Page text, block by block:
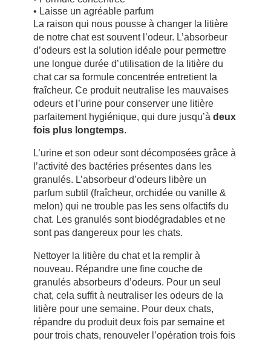
• Laisse un agréable parfum
La raison qui nous pousse à changer la litière
de notre chat est souvent l’odeur. L’absorbeur
d’odeurs est la solution idéale pour permettre
une longue durée d’utilisation de la litière du
chat car sa formule concentrée entretient la
fraîcheur. Ce produit neutralise les mauvaises
odeurs et l’urine pour conserver une litière
parfaitement hygiénique, qui dure jusqu’à deux
fois plus longtemps.
L’urine et son odeur sont décomposées grâce à
l’activité des bactéries présentes dans les
granulés. L’absorbeur d’odeurs libère un
parfum subtil (fraîcheur, orchidée ou vanille &
melon) qui ne trouble pas les sens olfactifs du
chat. Les granulés sont biodégradables et ne
sont pas dangereux pour les chats.
Nettoyer la litière du chat et la remplir à
nouveau. Répandre une fine couche de
granulés absorbeurs d’odeurs. Pour un seul
chat, cela suffit à neutraliser les odeurs de la
litière pour une semaine. Pour deux chats,
répandre du produit deux fois par semaine et
pour trois chats, renouveler l’opération trois fois